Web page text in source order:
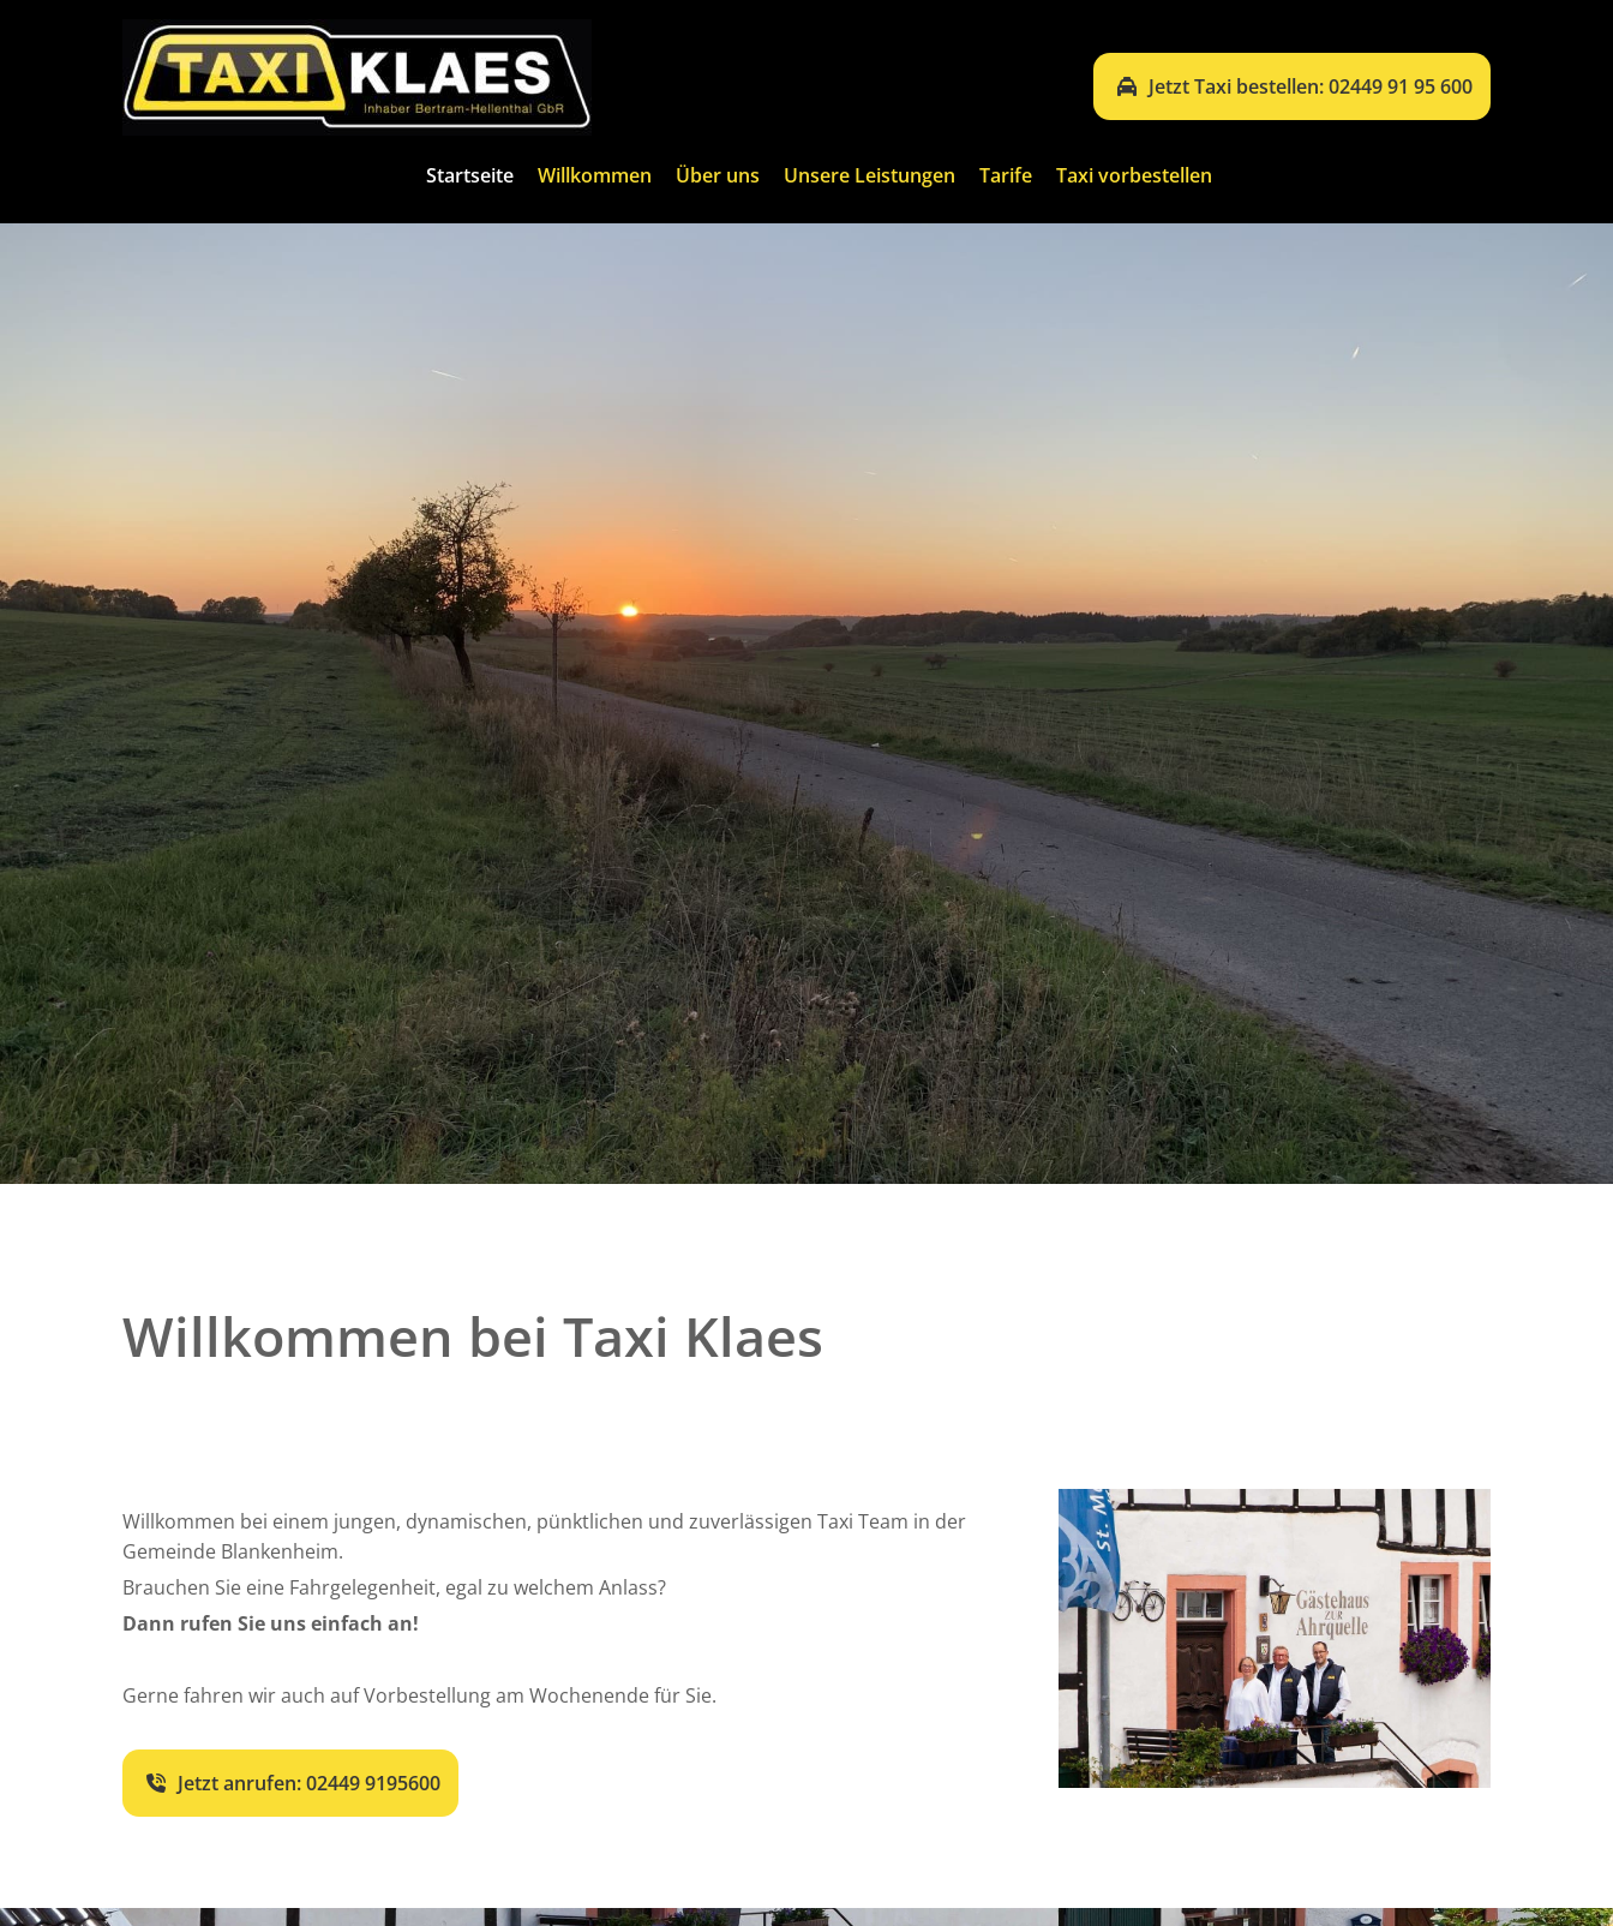
Jetzt Taxi bestellen: 02449 91 95 600
Startseite Willkommen Über uns Unsere Leistungen Tarife Taxi vorbestellen
Willkommen bei Taxi Klaes
Willkommen bei einem jungen, dynamischen, pünktlichen und zuverlässigen Taxi Team in der
Gemeinde Blankenheim.
Brauchen Sie eine Fahrgelegenheit, egal zu welchem Anlass?
Dann rufen Sie uns einfach an!
Gerne fahren wir auch auf Vorbestellung am Wochenende für Sie.
Jetzt anrufen:02449 9195600